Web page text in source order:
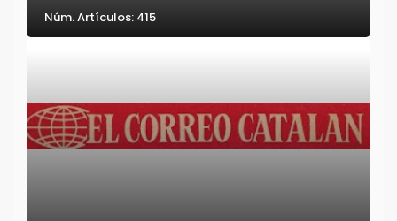
Núm. Artículos: 415